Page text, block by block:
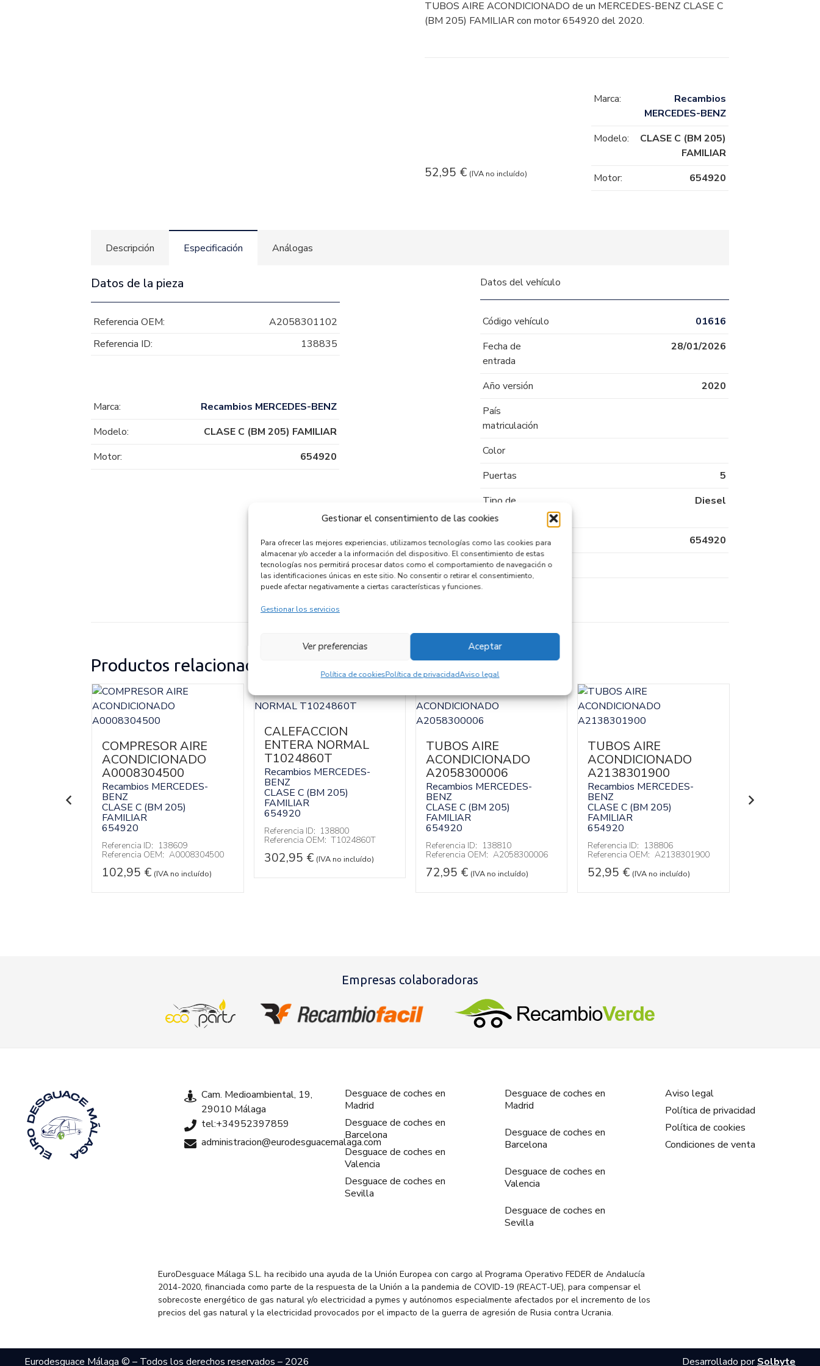
Gestionar el consentimiento de las cookies
Para ofrecer las mejores experiencias, utilizamos tecnologías como las cookies para
almacenar y/o acceder a la información del dispositivo. El consentimiento de estas
tecnologías nos permitirá procesar datos como el comportamiento de navegación o
las identificaciones únicas en este sitio. No consentir o retirar el consentimiento,
puede afectar negativamente a ciertas características y funciones.
Gestionar los servicios
Aceptar
Ver preferencias
Política de cookiesPolítica de privacidadAviso legal
TUBOS AIRE ACONDICIONADO de un MERCEDES-BENZ CLASE C
(BM 205) FAMILIAR con motor 654920 del 2020.
52,95 € (IVA no incluído)
Marca:
Recambios
MERCEDES-BENZ
Modelo:
CLASE C (BM 205)
FAMILIAR
Motor:
654920
Descripción Especificación Análogas
Datos de la pieza
Referencia OEM:
A2058301102
Referencia ID:
138835
Marca:
Recambios MERCEDES-BENZ
Modelo:
CLASE C (BM 205) FAMILIAR
Motor:
654920
Datos del vehículo
Código vehículo
01616
Fecha de
entrada
28/01/2026
Año versión
2020
País
matriculación
Color
Puertas
5
Tipo de
combustible
Diesel
Código motor
654920
Código cambio
Productos relacionados
COMPRESOR AIRE
ACONDICIONADO
A0008304500
Recambios MERCEDES-
BENZ
CLASE C (BM 205)
FAMILIAR
654920
Referencia ID: 138609
Referencia OEM: A0008304500
102,95 € (IVA no incluído)
CALEFACCION
ENTERA NORMAL
T1024860T
Recambios MERCEDES-
BENZ
CLASE C (BM 205)
FAMILIAR
654920
Referencia ID: 138800
Referencia OEM: T1024860T
302,95 € (IVA no incluído)
TUBOS AIRE
ACONDICIONADO
A2058300006
Recambios MERCEDES-
BENZ
CLASE C (BM 205)
FAMILIAR
654920
Referencia ID: 138810
Referencia OEM: A2058300006
72,95 € (IVA no incluído)
TUBOS AIRE
ACONDICIONADO
A2138301900
Recambios MERCEDES-
BENZ
CLASE C (BM 205)
FAMILIAR
654920
Referencia ID: 138806
Referencia OEM: A2138301900
52,95 € (IVA no incluído)
BENZ
CLASE C (BM
Empresas colaboradoras
Cam. Medioambiental, 19,
29010 Málaga
tel:+34952397859
administracion@eurodesguacemalaga.com
Desguace de coches en
Madrid
Desguace de coches en
Barcelona
Desguace de coches en
Valencia
Desguace de coches en
Sevilla
Desguace de coches en
Madrid
Desguace de coches en
Barcelona
Desguace de coches en
Valencia
Desguace de coches en
Sevilla
Aviso legal
Política de privacidad
Política de cookies
Condiciones de venta
EuroDesguace Málaga S.L. ha recibido una ayuda de la Unión Europea con cargo al Programa Operativo FEDER de Andalucía
2014-2020, financiada como parte de la respuesta de la Unión a la pandemia de COVID-19 (REACT-UE), para compensar el
sobrecoste energético de gas natural y/o electricidad a pymes y autónomos especialmente afectados por el incremento de los
precios del gas natural y la electricidad provocados por el impacto de la guerra de agresión de Rusia contra Ucrania.
Eurodesguace Málaga © – Todos los derechos reservados – 2026 Desarrollado porSolbyte